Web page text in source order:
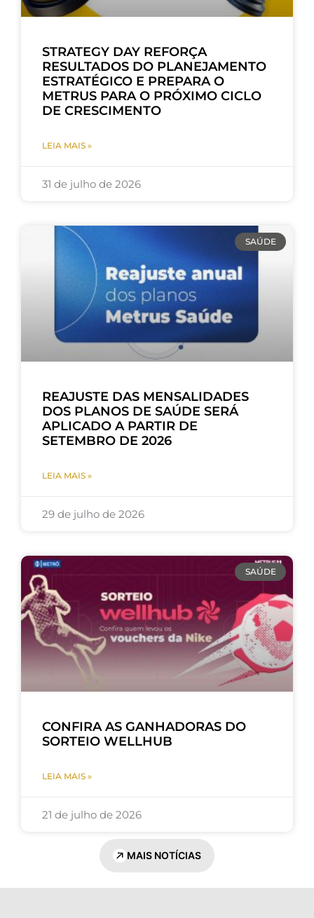
STRATEGY DAY REFORÇA
RESULTADOS DO PLANEJAMENTO
ESTRATÉGICO E PREPARA O
METRUS PARA O PRÓXIMO CICLO
DE CRESCIMENTO
LEIA MAIS »
31 de julho de 2026
SAÚDE
REAJUSTE DAS MENSALIDADES
DOS PLANOS DE SAÚDE SERÁ
APLICADO A PARTIR DE
SETEMBRO DE 2026
LEIA MAIS »
29 de julho de 2026
SAÚDE
CONFIRA AS GANHADORAS DO
SORTEIO WELLHUB
LEIA MAIS »
21 de julho de 2026
MAIS NOTÍCIAS